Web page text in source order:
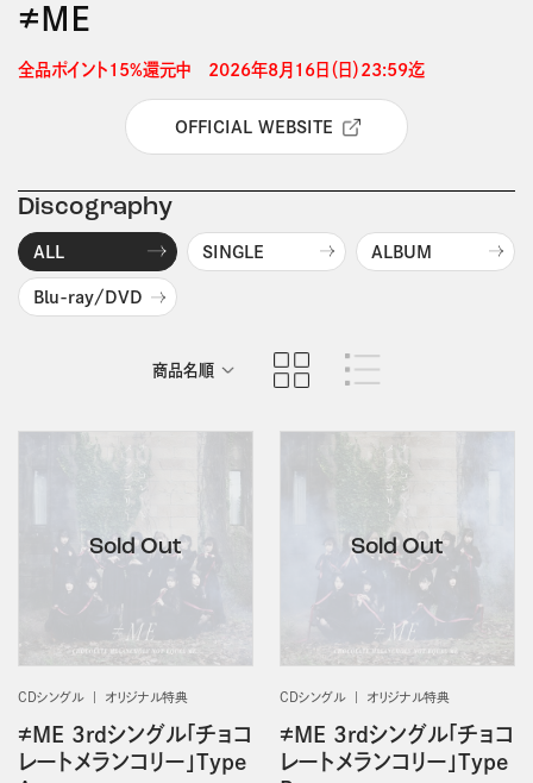
≠ＭＥ
全品ポイント15%還元中　2026年8月16日（日）23:59迄
OFFICIAL WEBSITE
Discography
ALL SINGLE ALBUM
Blu-ray/DVD
商品名順
CDシングル オリジナル特典
≠ME 3rdシングル「チョコ
レートメランコリー」Type
CDシングル オリジナル特典
≠ME 3rdシングル「チョコ
レートメランコリー」Type